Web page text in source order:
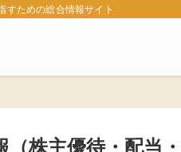
すための総合情報サイト
株主優待・配当